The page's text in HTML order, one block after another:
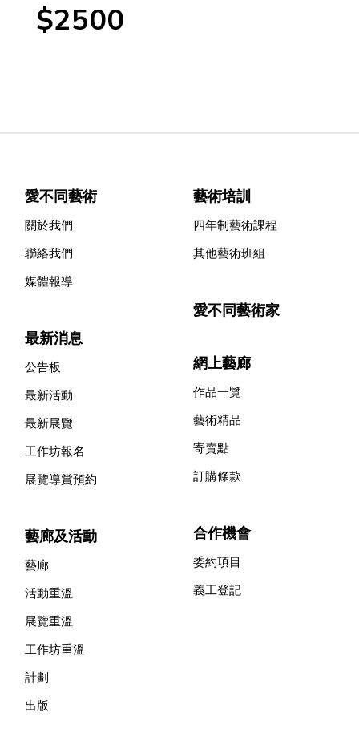
$2500
愛不同藝術
關於我們
聯絡我們
媒體報導
最新消息
公告板
最新活動
最新展覽
工作坊報名
展覽導賞預約
藝廊及活動
藝廊
活動重溫
展覽重溫
工作坊重溫
計劃
出版
藝術培訓
四年制藝術課程
其他藝術班組
愛不同藝術家
網上藝廊
作品一覽
藝術精品
寄賣點
訂購條款
合作機會
委約項目
義工登記